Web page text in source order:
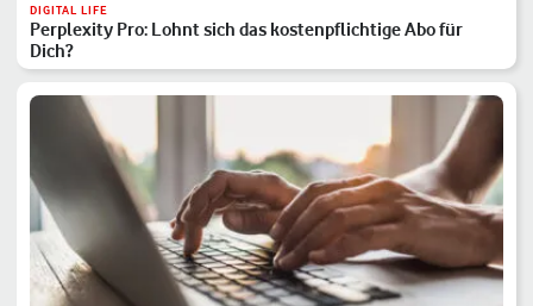
DIGITAL LIFE
Perplexity Pro: Lohnt sich das kostenpflichtige Abo für
Dich?